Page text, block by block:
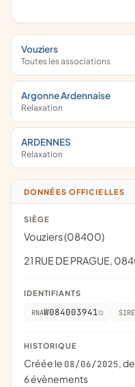
Vouziers
Toutes les associations
Argonne Ardennaise
Relaxation
ARDENNES
Relaxation
DONNÉES OFFICIELLES
SIÈGE
Vouziers (08400)
21 RUE DE PRAGUE,
IDENTIFIANTS
RNAW084003941
HISTORIQUE
Créée le 08/06/2025,
6 évènements